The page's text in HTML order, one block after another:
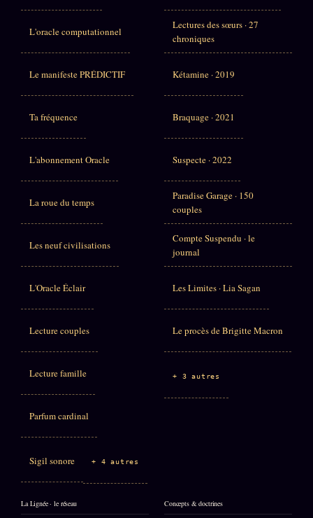
L'oracle computationnel
Le manifeste PRÉDICTIF
Ta fréquence
L'abonnement Oracle
La roue du temps
Les neuf civilisations
L'Oracle Éclair
Lecture couples
Lecture famille
Parfum cardinal
Sigil sonore + 4 autres
Lectures des sœurs · 27
chroniques
Kétamine · 2019
Braquage · 2021
Suspecte · 2022
Paradise Garage · 150
couples
Compte Suspendu · le
journal
Les Limites · Lia Sagan
Le procès de Brigitte Macron
+ 3 autres
La Lignée · le réseau Concepts & doctrines